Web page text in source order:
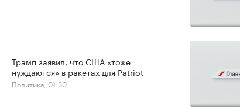
Трамп заявил, что США «тоже
нуждаются» в ракетах для Patriot
Политика, 01:30